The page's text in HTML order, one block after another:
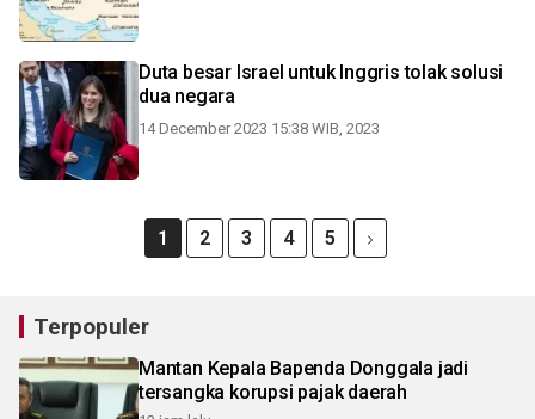
Duta besar Israel untuk Inggris tolak solusi
dua negara
14 December 2023 15:38 WIB, 2023
1 2 3 4 5
Terpopuler
Mantan Kepala Bapenda Donggala jadi
tersangka korupsi pajak daerah